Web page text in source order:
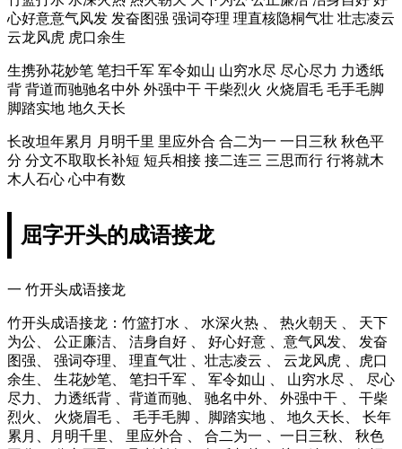
心好意意气风发 发奋图强 强词夺理 理直核隐桐气壮 壮志凌云
云龙风虎 虎口余生
生携孙花妙笔 笔扫千军 军令如山 山穷水尽 尽心尽力 力透纸
背 背道而驰驰名中外 外强中干 干柴烈火 火烧眉毛 毛手毛脚
脚踏实地 地久天长
长改坦年累月 月明千里 里应外合 合二为一 一日三秋 秋色平
分 分文不取取长补短 短兵相接 接二连三 三思而行 行将就木
木人石心 心中有数
屈字开头的成语接龙
一 竹开头成语接龙
竹开头成语接龙：竹篮打水 、 水深火热 、 热火朝天 、 天下
为公、 公正廉洁、 洁身自好 、 好心好意 、意气风发、 发奋
图强、 强词夺理、 理直气壮 、壮志凌云 、 云龙风虎 、虎口
余生、 生花妙笔、 笔扫千军 、 军令如山 、 山穷水尽 、 尽心
尽力、 力透纸背 、背道而驰、 驰名中外、 外强中干 、 干柴
烈火、 火烧眉毛 、 毛手毛脚 、脚踏实地 、 地久天长、 长年
累月、月明千里、 里应外合 、 合二为一 、一日三秋、 秋色